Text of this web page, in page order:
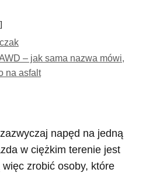
– jak sama nazwa mówi,
na asfalt
napęd na jedną
w ciężkim terenie jest
zrobić osoby, które